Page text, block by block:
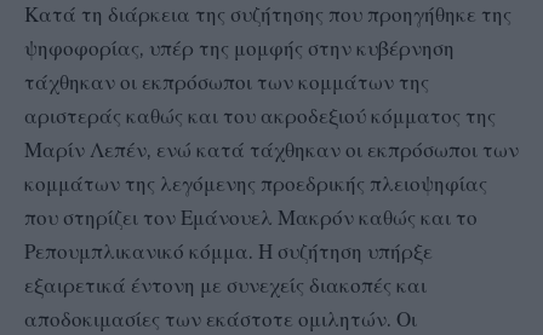
Κατά τη διάρκεια της συζήτησης που προηγήθηκε της
ψηφοφορίας, υπέρ της μομφής στην κυβέρνηση
τάχθηκαν οι εκπρόσωποι των κομμάτων της
αριστεράς καθώς και του ακροδεξιού κόμματος της
Μαρίν Λεπέν, ενώ κατά τάχθηκαν οι εκπρόσωποι των
κομμάτων της λεγόμενης προεδρικής πλειοψηφίας
που στηρίζει τον Εμάνουελ Μακρόν καθώς και το
Ρεπουμπλικανικό κόμμα. Η συζήτηση υπήρξε
εξαιρετικά έντονη με συνεχείς διακοπές και
αποδοκιμασίες των εκάστοτε ομιλητών. Οι